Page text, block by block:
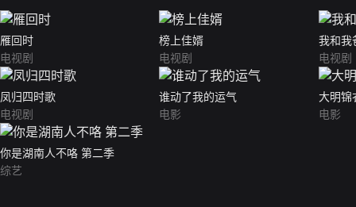
雁回时
电视剧
榜上佳婿
电视剧
我和我
电视剧
凤归四时歌
电视剧
谁动了我的运气
电影
大明锦
电影
你是湖南人不咯 第二季
综艺